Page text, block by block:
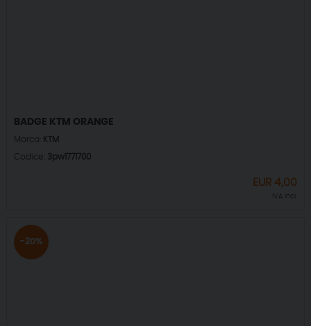
BADGE KTM ORANGE
Marca: KTM
Codice: 3pw1771700
EUR 4,00
IVA incl.
-20%